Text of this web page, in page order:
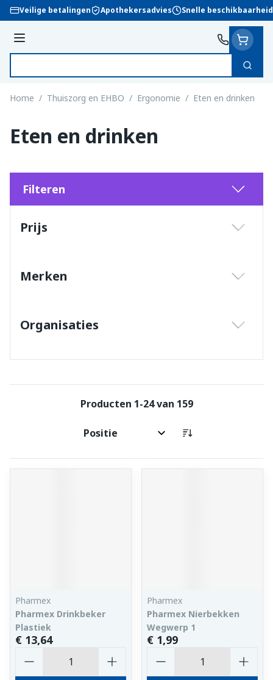
Ga naar de inhoud
Veilige betalingen Apothekersadvies Snelle beschikbaarheid
Menu
Zoek
Home / Thuiszorg en EHBO / Ergonomie / Eten en drinken
Eten en drinken
Filteren
Prijs
Merken
Organisaties
Producten 1-24van 159
Sorteer op:
Pharmex
Pharmex Drinkbeker
Plastiek
€ 13,64
Pharmex
Pharmex Nierbekken
Wegwerp 1
€ 1,99